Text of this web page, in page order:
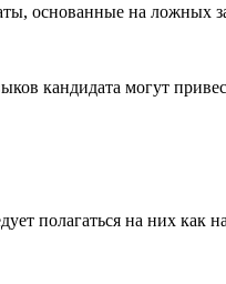
основанные на
кандидата могут
полагаться на них как